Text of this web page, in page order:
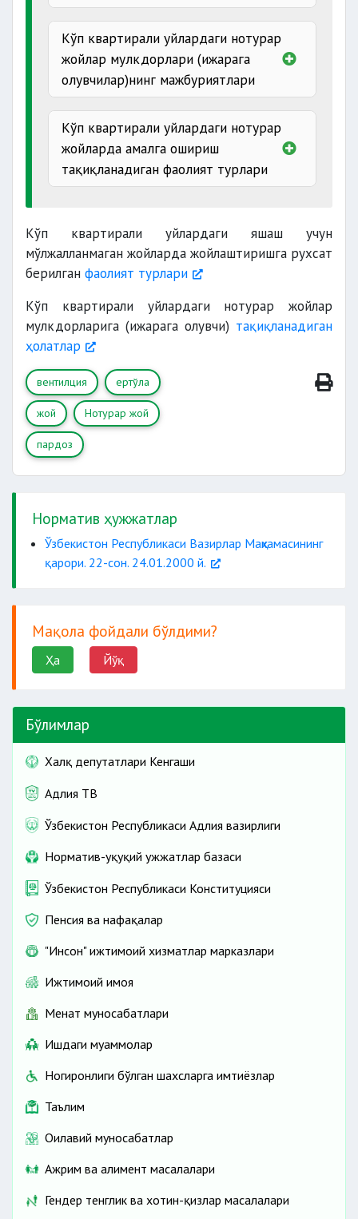
яшаш учун мўлжалланмаган
қайта жиҳозланган
эшик бўлиши керак;
пардозланган бўлиши
керак.
Кўп квартирали уйлардаги нотурар
жойлар мулкдорлари (ижарага
олувчилар)нинг мажбуриятлари
нотурар жойлар
иситиш
газ ҳисоблагичларни ўрнатиш;
ёнғин хавфсизлиги
соғлом ҳаёт
асбоб-ускуналарда
носозликлар
Кўп квартирали уйлардаги нотурар
жойларда амалга ошириш
тақиқланадиган фаолият турлари
соат 23.00
дан
умумий
овқатланиш
тез алангаланадиган
маросимлар билан
Кўп квартирали уйлардаги яшаш учун
мўлжалланмаган жойларда жойлаштиришга рухсат
берилган фаолият турлари
Кўп квартирали уйлардаги нотурар жойлар
мулкдорларига (ижарага олувчи) тақиқланадиган
ҳолатлар
вентилция ертўла
жой Нотурар жой
пардоз
Норматив ҳужжатлар
Ўзбекистон Республикаси Вазирлар Маҳкамасининг
қарори. 22-сон. 24.01.2000 й.
Мақола фойдали бўлдими?
Ҳа Йўқ
Бўлимлар
Халқ депутатлари Кенгаши
Адлия ТВ
Ўзбекистон Республикаси Адлия вазирлиги
Норматив-ҳуқуқий ҳужжатлар базаси
Ўзбекистон Республикаси Конституцияси
Пенсия ва нафақалар
"Инсон" ижтимоий хизматлар марказлари
Ижтимоий ҳимоя
Меҳнат муносабатлари
Ишдаги муаммолар
Ногиронлиги бўлган шахсларга имтиёзлар
Таълим
Оилавий муносабатлар
Ажрим ва алимент масалалари
Гендер тенглик ва хотин-қизлар масалалари